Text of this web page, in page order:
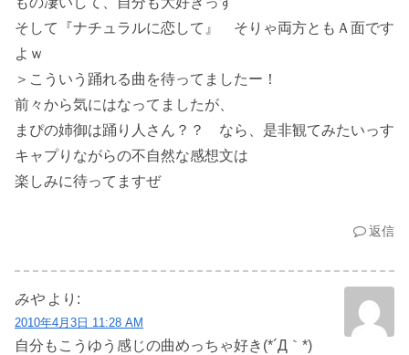
そして『ナチュラルに恋して』 そりゃ両方ともＡ面です
よｗ
＞こういう踊れる曲を待ってましたー！
前々から気にはなってましたが、
まぴの姉御は踊り人さん？？ なら、是非観てみたいっす
キャプりながらの不自然な感想文は
楽しみに待ってますぜ
返信
みや より:
2010年4月3日 11:28 AM
自分もこうゆう感じの曲めっちゃ好き(*´Д｀*)